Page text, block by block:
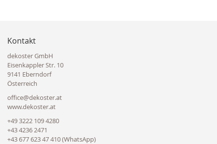
Kontakt
dekoster GmbH
Eisenkappler Str. 10
9141 Eberndorf
Österreich
office@dekoster.at
www.dekoster.at
+49 3222 109 4280
+43 4236 2471
+43 677 623 47 410 (WhatsApp)